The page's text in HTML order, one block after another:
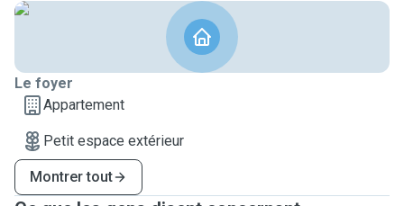
Le foyer
Appartement
Petit espace extérieur
Montrer tout